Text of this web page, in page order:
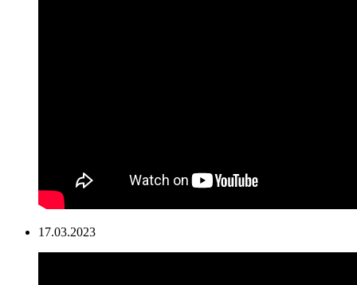
17.03.2023